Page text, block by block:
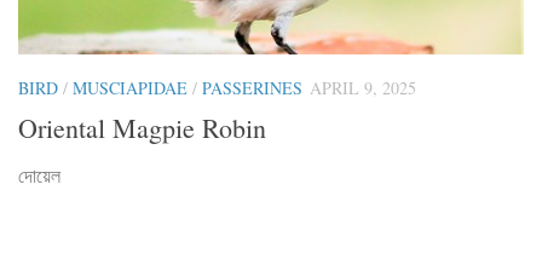
BIRD / MUSCIAPIDAE / PASSERINES APRIL 9, 2025
Oriental Magpie Robin
দোয়েল